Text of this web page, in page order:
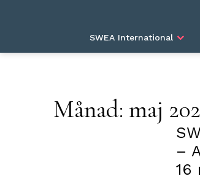
SWEA International
Månad: maj
–
16